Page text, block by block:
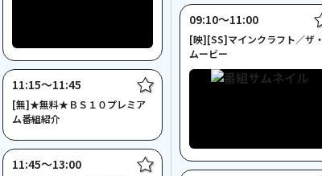
11:15〜11:45
[無]★無料★ＢＳ１０プレミア
ム番組紹介
11:45〜13:00
09:10〜11:00
[映][SS]マインクラフト／ザ・
ムービー